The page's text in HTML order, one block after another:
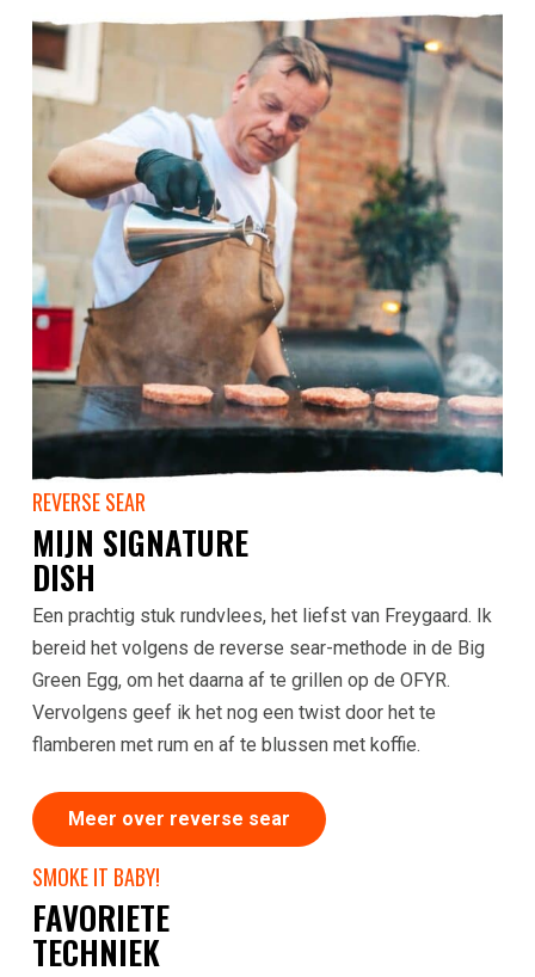
REVERSE SEAR
MIJN SIGNATURE
DISH
Een prachtig stuk rundvlees, het liefst van Freygaard. Ik
bereid het volgens de reverse sear-methode in de Big
Green Egg, om het daarna af te grillen op de OFYR.
Vervolgens geef ik het nog een twist door het te
flamberen met rum en af te blussen met koffie.
Meer over reverse sear
SMOKE IT BABY!
FAVORIETE
TECHNIEK